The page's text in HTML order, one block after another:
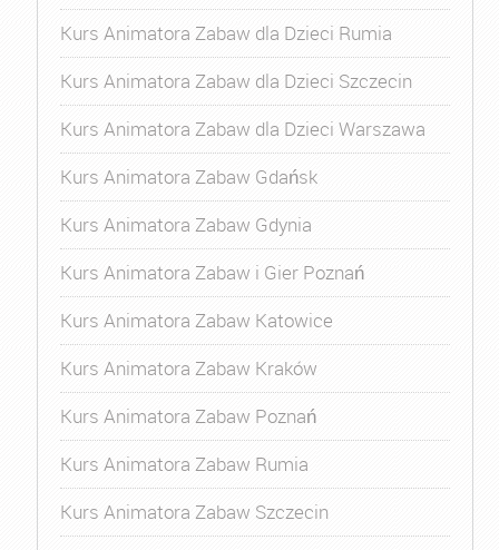
Kurs Animatora Zabaw dla Dzieci Rumia
Kurs Animatora Zabaw dla Dzieci Szczecin
Kurs Animatora Zabaw dla Dzieci Warszawa
Kurs Animatora Zabaw Gdańsk
Kurs Animatora Zabaw Gdynia
Kurs Animatora Zabaw i Gier Poznań
Kurs Animatora Zabaw Katowice
Kurs Animatora Zabaw Kraków
Kurs Animatora Zabaw Poznań
Kurs Animatora Zabaw Rumia
Kurs Animatora Zabaw Szczecin